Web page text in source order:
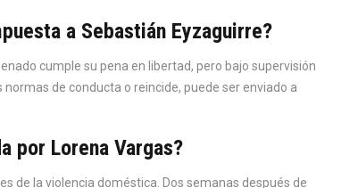
a Sebastián Eyzaguirre?
cumple su pena en libertad, pero bajo supervisión
de conducta o reincide, puede ser enviado a
por Lorena Vargas?
de la violencia doméstica. Dos semanas después de